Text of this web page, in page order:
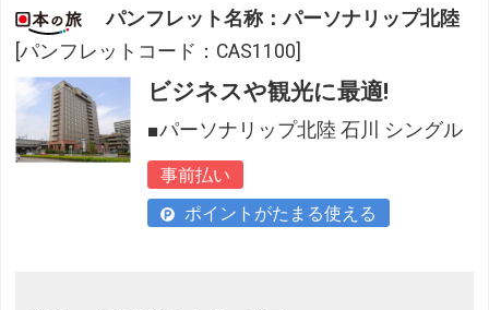
パンフレット名称：パーソナリップ北陸
[パンフレットコード：CAS1100]
ビジネスや観光に最適!
■パーソナリップ北陸 石川 シングル
事前払い
ポイントがたまる使える